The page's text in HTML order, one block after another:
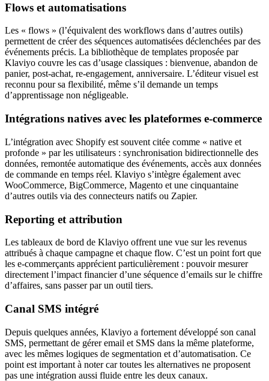
Flows et automatisations
Les « flows » (l’équivalent des workflows dans d’autres outils)
permettent de créer des séquences automatisées déclenchées par des
événements précis. La bibliothèque de templates proposée par
Klaviyo couvre les cas d’usage classiques : bienvenue, abandon de
panier, post-achat, re-engagement, anniversaire. L’éditeur visuel est
reconnu pour sa flexibilité, même s’il demande un temps
d’apprentissage non négligeable.
Intégrations natives avec les plateformes e-commerce
L’intégration avec Shopify est souvent citée comme « native et
profonde » par les utilisateurs : synchronisation bidirectionnelle des
données, remontée automatique des événements, accès aux données
de commande en temps réel. Klaviyo s’intègre également avec
WooCommerce, BigCommerce, Magento et une cinquantaine
d’autres outils via des connecteurs natifs ou Zapier.
Reporting et attribution
Les tableaux de bord de Klaviyo offrent une vue sur les revenus
attribués à chaque campagne et chaque flow. C’est un point fort que
les e-commerçants apprécient particulièrement : pouvoir mesurer
directement l’impact financier d’une séquence d’emails sur le chiffre
d’affaires, sans passer par un outil tiers.
Canal SMS intégré
Depuis quelques années, Klaviyo a fortement développé son canal
SMS, permettant de gérer email et SMS dans la même plateforme,
avec les mêmes logiques de segmentation et d’automatisation. Ce
point est important à noter car toutes les alternatives ne proposent
pas une intégration aussi fluide entre les deux canaux.